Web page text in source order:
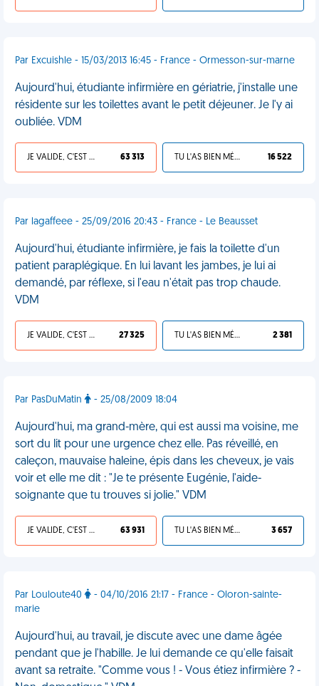
Par Excuishle - 15/03/2013 16:45 - France - Ormesson-sur-marne
Aujourd'hui, étudiante infirmière en gériatrie, j'installe une
résidente sur les toilettes avant le petit déjeuner. Je l'y ai
oubliée. VDM
JE VALIDE, C'EST UNE VDM 63 313 TU L'AS BIEN MÉRITÉ 16 522
Par lagaffeee - 25/09/2016 20:43 - France - Le Beausset
Aujourd'hui, étudiante infirmière, je fais la toilette d'un
patient paraplégique. En lui lavant les jambes, je lui ai
demandé, par réflexe, si l'eau n'était pas trop chaude.
VDM
JE VALIDE, C'EST UNE VDM 27 325 TU L'AS BIEN MÉRITÉ 2 381
Par PasDuMatin - 25/08/2009 18:04
Aujourd'hui, ma grand-mère, qui est aussi ma voisine, me
sort du lit pour une urgence chez elle. Pas réveillé, en
caleçon, mauvaise haleine, épis dans les cheveux, je vais
voir et elle me dit : "Je te présente Eugénie, l'aide-
soignante que tu trouves si jolie." VDM
JE VALIDE, C'EST UNE VDM 63 931 TU L'AS BIEN MÉRITÉ 3 657
Par Louloute40
- 04/10/2016 21:17 - France - Oloron-sainte-
marie
Aujourd'hui, au travail, je discute avec une dame âgée
pendant que je l'habille. Je lui demande ce qu'elle faisait
avant sa retraite. "Comme vous ! - Vous étiez infirmière ? -